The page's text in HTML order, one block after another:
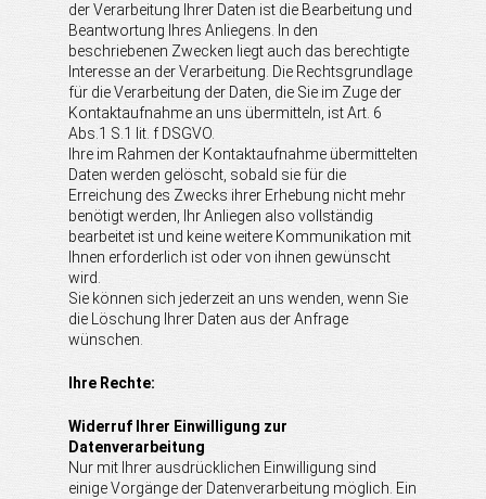
der Verarbeitung Ihrer Daten ist die Bearbeitung und
Beantwortung Ihres Anliegens. In den
beschriebenen Zwecken liegt auch das berechtigte
Interesse an der Verarbeitung. Die Rechtsgrundlage
für die Verarbeitung der Daten, die Sie im Zuge der
Kontaktaufnahme an uns übermitteln, ist Art. 6
Abs.1 S.1 lit. f DSGVO.
Ihre im Rahmen der Kontaktaufnahme übermittelten
Daten werden gelöscht, sobald sie für die
Erreichung des Zwecks ihrer Erhebung nicht mehr
benötigt werden, Ihr Anliegen also vollständig
bearbeitet ist und keine weitere Kommunikation mit
Ihnen erforderlich ist oder von ihnen gewünscht
wird.
Sie können sich jederzeit an uns wenden, wenn Sie
die Löschung Ihrer Daten aus der Anfrage
wünschen.
Ihre Rechte:
Widerruf Ihrer Einwilligung zur
Datenverarbeitung
Nur mit Ihrer ausdrücklichen Einwilligung sind
einige Vorgänge der Datenverarbeitung möglich. Ein